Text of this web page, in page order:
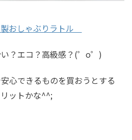
おしゃぶりラトル
？エコ？高級感？(゜o゜)
心できるものを買おうとする
ットかな^^;